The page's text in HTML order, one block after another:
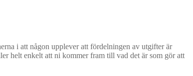
i att någon upplever att fördelningen av utgifter är
helt enkelt att ni kommer fram till vad det är som gör att